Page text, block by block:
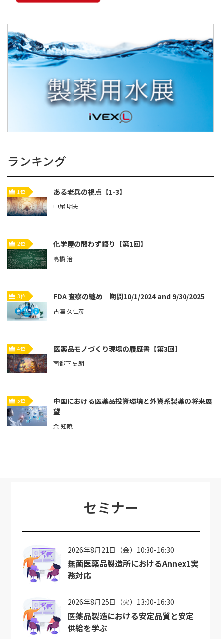
ランキング
1位 ある老兵の視点【1-3】
中尾 明夫
2位 化学屋の問わず語り【第1回】
高橋 治
3位 FDA 査察の纏め 期間10/1/2024 and 9/30/2025
古澤 久仁彦
4位 医薬品モノづくり現場の履歴書【第3回】
南都下 史朗
5位
中国における医薬品投資環境と外資系製薬の将来展
望
余 知暁
セミナー
2026年8月21日（金）10:30-16:30
無菌医薬品製造所におけるAnnex1実
務対応
2026年8月25日（火）13:00-16:30
医薬品製造における安定品質と安定
供給を学ぶ